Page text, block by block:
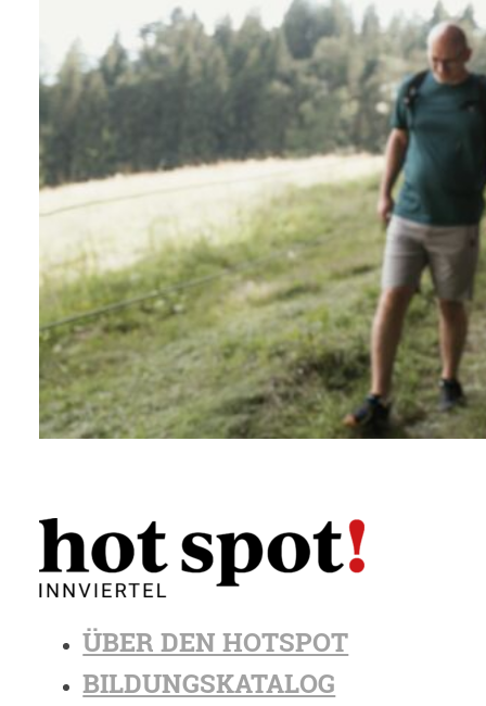
ÜBER DEN HOTSPOT
BILDUNGSKATALOG